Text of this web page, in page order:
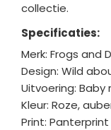
collectie.
Specificaties:
Merk: Frogs and
Design: Wild
Uitvoering:
Kleur: Roze,
Print: